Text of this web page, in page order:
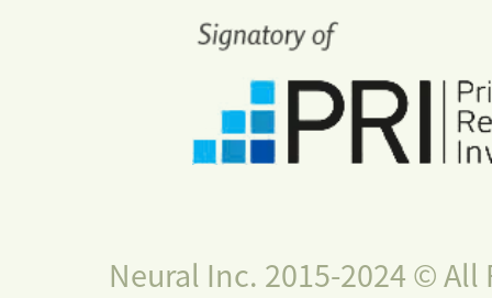
Neural Inc. 2015-2024 © All